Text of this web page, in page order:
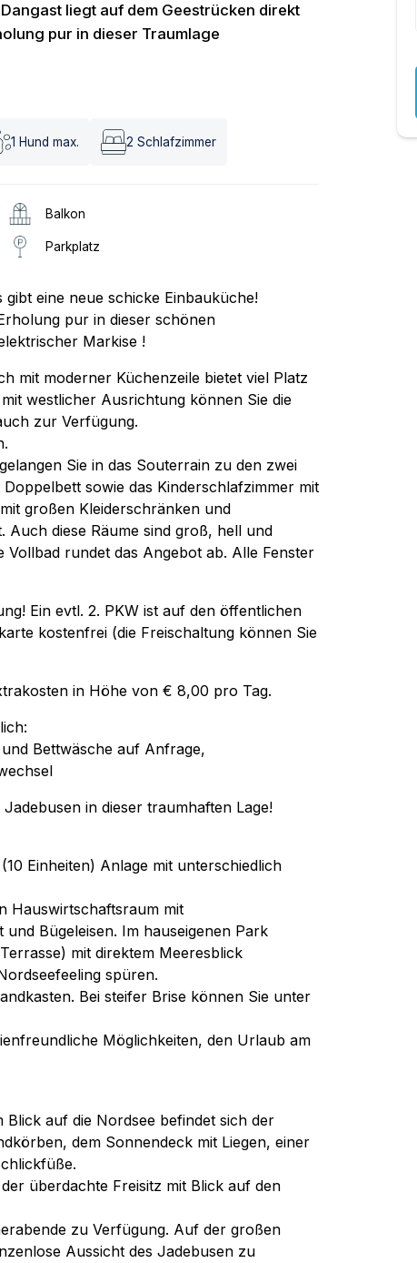
liegt auf dem Geestrücken direkt
pur in dieser Traumlage
1 Hund max. 2 Schlafzimmer
Balkon
Parkplatz
eine neue schicke Einbauküche!
pur in dieser schönen
Markise !
mit moderner Küchenzeile bietet viel Platz
westlicher Ausrichtung können Sie die
zur Verfügung.
Sie in das Souterrain zu den zwei
sowie das Kinderschlafzimmer mit
großen Kleiderschränken und
Auch diese Räume sind groß, hell und
rundet das Angebot ab. Alle Fenster
Ein evtl. 2. PKW ist auf den öffentlichen
kostenfrei (die Freischaltung können Sie
in Höhe von € 8,00 pro Tag.
Bettwäsche auf Anfrage,
in dieser traumhaften Lage!
Einheiten) Anlage mit unterschiedlich
Hauswirtschaftsraum mit
Bügeleisen. Im hauseigenen Park
mit direktem Meeresblick
spüren.
Bei steifer Brise können Sie unter
Möglichkeiten, den Urlaub am
auf die Nordsee befindet sich der
dem Sonnendeck mit Liegen, einer
überdachte Freisitz mit Blick auf den
zu Verfügung. Auf der großen
Aussicht des Jadebusen zu